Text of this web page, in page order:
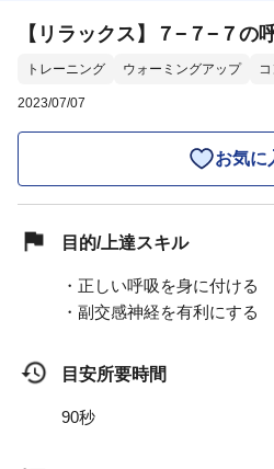
【リラックス】７−７−７の
トレーニング ウォーミングアップ
2023/07/07
お気に
目的/上達スキル
・正しい呼吸を身に付ける
・副交感神経を有利にする
目安所要時間
90秒